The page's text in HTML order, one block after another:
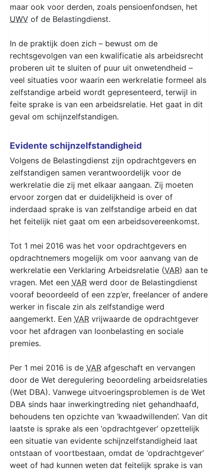
maar ook voor derden, zoals pensioenfondsen, het
UWV of de Belastingdienst.
In de praktijk doen zich – bewust om de
rechtsgevolgen van een kwalificatie als arbeidsrecht
proberen uit te sluiten of puur uit onwetendheid –
veel situaties voor waarin een werkrelatie formeel als
zelfstandige arbeid wordt gepresenteerd, terwijl in
feite sprake is van een arbeidsrelatie. Het gaat in dit
geval om schijnzelfstandigen.
Evidente schijnzelfstandigheid
Volgens de Belastingdienst zijn opdrachtgevers en
zelfstandigen samen verantwoordelijk voor de
werkrelatie die zij met elkaar aangaan. Zij moeten
ervoor zorgen dat er duidelijkheid is over of
inderdaad sprake is van zelfstandige arbeid en dat
het feitelijk niet gaat om een arbeidsovereenkomst.
Tot 1 mei 2016 was het voor opdrachtgevers en
opdrachtnemers mogelijk om voor aanvang van de
werkrelatie een Verklaring Arbeidsrelatie (VAR) aan te
vragen. Met een VAR werd door de Belastingdienst
vooraf beoordeeld of een zzp’er, freelancer of andere
werker in fiscale zin als zelfstandige werd
aangemerkt. Een VAR vrijwaarde de opdrachtgever
voor het afdragen van loonbelasting en sociale
premies.
Per 1 mei 2016 is de VAR afgeschaft en vervangen
door de Wet deregulering beoordeling arbeidsrelaties
(Wet DBA). Vanwege uitvoeringsproblemen is de Wet
DBA sinds haar inwerkingtreding niet gehandhaafd,
behoudens ten opzichte van ‘kwaadwillenden’. Van dit
laatste is sprake als een ‘opdrachtgever’ opzettelijk
een situatie van evidente schijnzelfstandigheid laat
ontstaan of voortbestaan, omdat de ‘opdrachtgever’
weet of had kunnen weten dat feitelijk sprake is van